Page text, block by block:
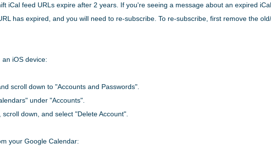
iCal feed URLs expire after 2 years. If you're seeing a message about an expired
has expired, and you will need to re-subscribe. To re-subscribe, first remove the
iOS device:
scroll down to "Accounts and Passwords".
under "Accounts".
down, and select "Delete Account".
your Google Calendar: